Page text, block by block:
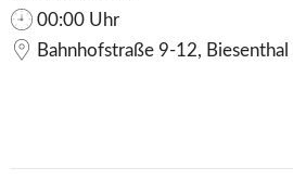
00:00 Uhr
Bahnhofstraße 9-12, Biesenthal